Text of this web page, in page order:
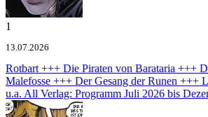
1
13.07.2026
Rotbart +++ Die Piraten von Barataria +++
Malefosse +++ Der Gesang der Runen +++
u.a. All Verlag: Programm Juli 2026 bis